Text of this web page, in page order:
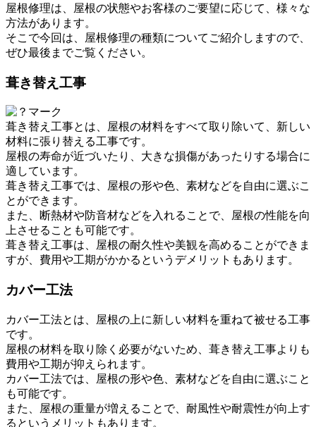
屋根修理は、屋根の状態やお客様のご要望に応じて、様々な
方法があります。
そこで今回は、屋根修理の種類についてご紹介しますので、
ぜひ最後までご覧ください。
葺き替え工事
葺き替え工事とは、屋根の材料をすべて取り除いて、新しい
材料に張り替える工事です。
屋根の寿命が近づいたり、大きな損傷があったりする場合に
適しています。
葺き替え工事では、屋根の形や色、素材などを自由に選ぶこ
とができます。
また、断熱材や防音材などを入れることで、屋根の性能を向
上させることも可能です。
葺き替え工事は、屋根の耐久性や美観を高めることができま
すが、費用や工期がかかるというデメリットもあります。
カバー工法
カバー工法とは、屋根の上に新しい材料を重ねて被せる工事
です。
屋根の材料を取り除く必要がないため、葺き替え工事よりも
費用や工期が抑えられます。
カバー工法では、屋根の形や色、素材などを自由に選ぶこと
も可能です。
また、屋根の重量が増えることで、耐風性や耐震性が向上す
るというメリットもあります。